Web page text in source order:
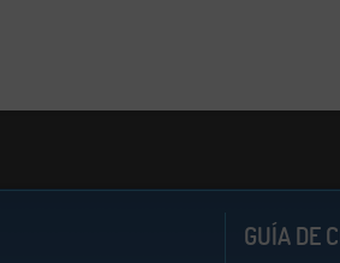
GUÍA DE